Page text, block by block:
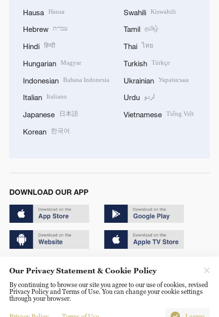
Hausa Hausa
Hebrew עברית
Hindi हिन्दी
Hungarian Magyar
Indonesian Bahasa Indonesia
Italian Italiano
Japanese 日本語
Korean 한국어
Swahili Kiswahili
Tamil தமிழ்
Thai ไทย
Turkish Türkçe
Ukrainian Українська
Urdu اردو
Vietnamese Tiếng Việt
DOWNLOAD OUR APP
京ICP备20000184号
京公网安备 11010502050052号
Disinformation report hotline: 010-85061466
Our Privacy Statement & Cookie Policy
By continuing to browse our site you agree to our use of cookies, revised
Privacy Policy and Terms of Use. You can change your cookie settings
through your browser.